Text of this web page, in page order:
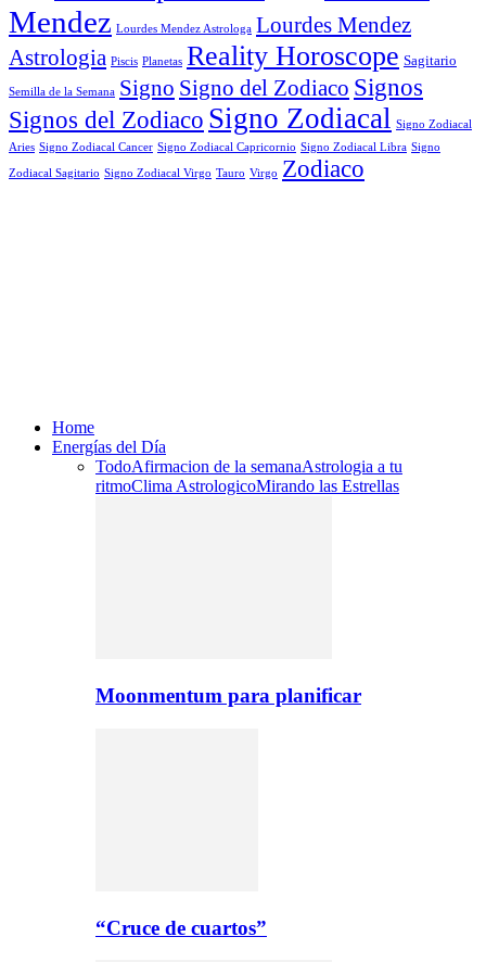
Mendez Lourdes Mendez Astrologa Lourdes Mendez
Astrologia Piscis Planetas Reality Horoscope Sagitario
Semilla de la Semana Signo Signo del Zodiaco Signos
Signos del Zodiaco Signo Zodiacal Signo Zodiacal
Aries Signo Zodiacal Cancer Signo Zodiacal Capricornio Signo Zodiacal Libra Signo
Zodiacal Sagitario Signo Zodiacal Virgo Tauro Virgo Zodiaco
Home
Energías del Día
TodoAfirmacion de la semanaAstrologia a tu
ritmoClima AstrologicoMirando las Estrellas
Moonmentum para planificar
“Cruce de cuartos”